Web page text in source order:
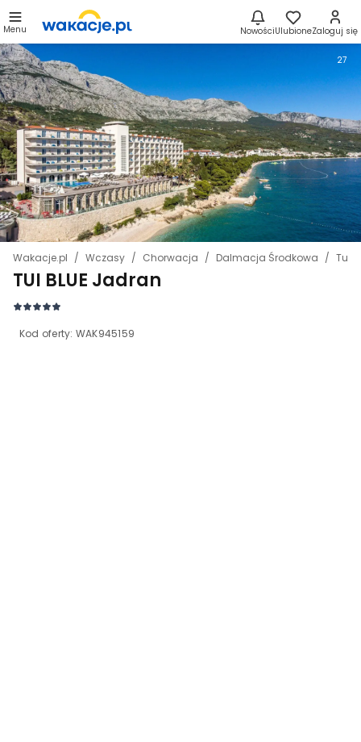
Menu NowościUlubioneZaloguj się
Wakacje.pl Wczasy Chorwacja Dalmacja Środkowa
TUI BLUE Jadran
Kod oferty: WAK945159
27